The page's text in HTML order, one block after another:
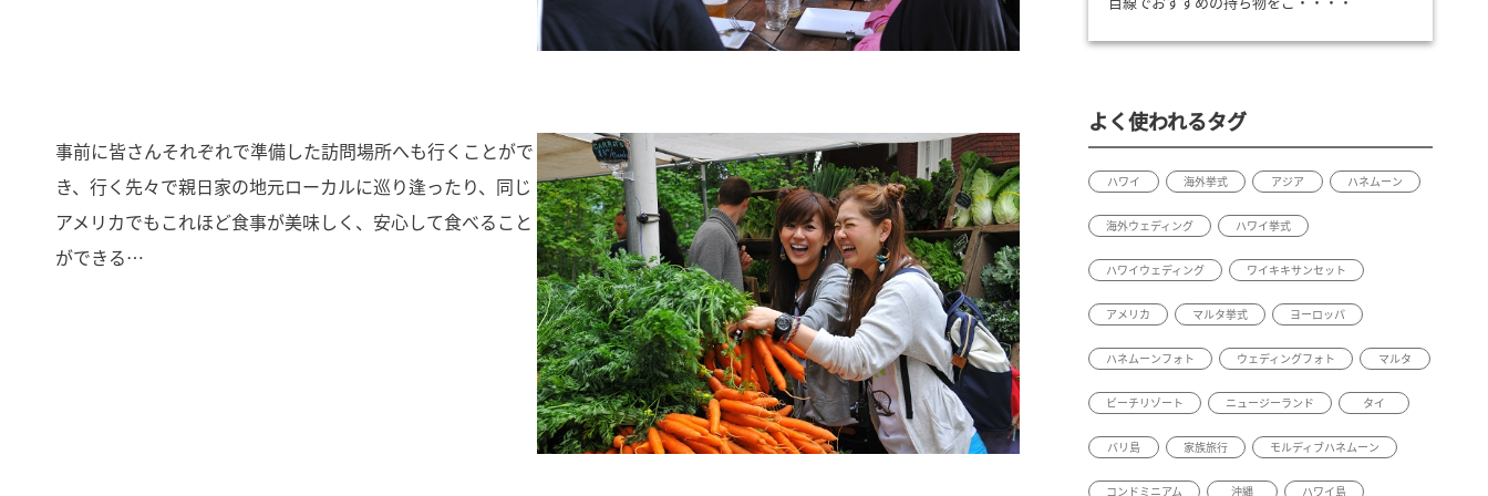
事前に皆さんそれぞれで準備した訪問場所へも行くことがで
き、行く先々で親日家の地元ローカルに巡り逢ったり、同じ
アメリカでもこれほど食事が美味しく、安心して食べること
ができる…
よく使われるタグ
ハワイ 海外挙式 アジア ハネムーン
海外ウェディング ハワイ挙式
ハワイウェディング ワイキキサンセット
アメリカ マルタ挙式 ヨーロッパ
ハネムーンフォト ウェディングフォト マルタ
ビーチリゾート ニュージーランド タイ
バリ島 家族旅行 モルディブハネムーン
コンドミニアム 沖縄 ハワイ島